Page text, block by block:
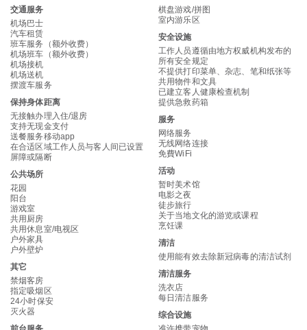
交通服务
机场巴士
汽车租赁
班车服务（额外收费）
机场班车（额外收费）
机场接机
机场送机
摆渡车服务
保持身体距离
无接触办理入住/退房
支持无现金支付
送餐服务移动app
在合适区域工作人员与客人间已设置
屏障或隔断
公共场所
花园
阳台
游戏室
共用厨房
共用休息室/电视区
户外家具
户外壁炉
其它
禁烟客房
指定吸烟区
24小时保安
灭火器
棋盘游戏/拼图
室内游乐区
安全设施
工作人员遵循由地方权威机构发布的
所有安全规定
不提供打印菜单、杂志、笔和纸张等
共用物件和文具
已建立客人健康检查机制
提供急救药箱
服务
网络服务
无线网络连接
免費WiFi
活动
暂时美术馆
电影之夜
徒步旅行
关于当地文化的游览或课程
烹饪课
清洁
使用能有效去除新冠病毒的清洁试剂
清洁服务
洗衣店
每日清洁服务
综合设施